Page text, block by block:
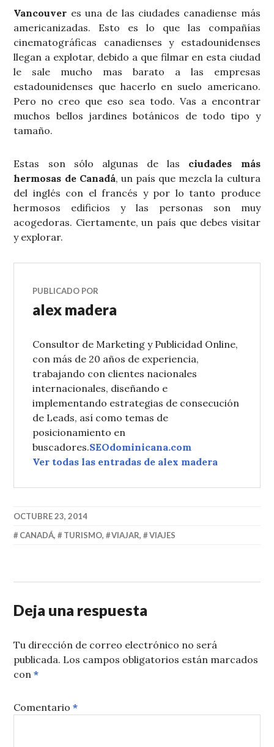
Vancouver es una de las ciudades canadiense más
americanizadas. Esto es lo que las compañías
cinematográficas canadienses y estadounidenses
llegan a explotar, debido a que filmar en esta ciudad
le sale mucho mas barato a las empresas
estadounidenses que hacerlo en suelo americano.
Pero no creo que eso sea todo. Vas a encontrar
muchos bellos jardines botánicos de todo tipo y
tamaño.
Estas son sólo algunas de las ciudades más
hermosas de Canadá, un país que mezcla la cultura
del inglés con el francés y por lo tanto produce
hermosos edificios y las personas son muy
acogedoras. Ciertamente, un país que debes visitar
y explorar.
PUBLICADO POR
alex madera
Consultor de Marketing y Publicidad Online,
con más de 20 años de experiencia,
trabajando con clientes nacionales
internacionales, diseñando e
implementando estrategias de consecución
de Leads, así como temas de
posicionamiento en
buscadores.SEOdominicana.com
Ver todas las entradas de alex madera
OCTUBRE 23, 2014
CANADÁ, TURISMO, VIAJAR, VIAJES
Deja una respuesta
Tu dirección de correo electrónico no será
publicada. Los campos obligatorios están marcados
con*
Comentario*